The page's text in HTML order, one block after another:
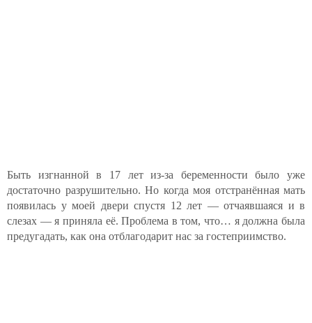
Быть изгнанной в 17 лет из-за беременности было уже
достаточно разрушительно. Но когда моя отстранённая мать
появилась у моей двери спустя 12 лет — отчаявшаяся и в
слезах — я приняла её. Проблема в том, что… я должна была
предугадать, как она отблагодарит нас за гостеприимство.